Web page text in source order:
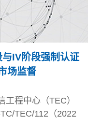
IV阶段强制认证
场监督
程中心（TEC）
TEC/112（2022